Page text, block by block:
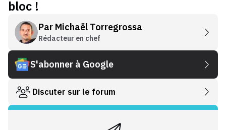
bloc !
Par Michaël Torregrossa
Rédacteur en chef
S'abonner à Google
Discuter sur le forum